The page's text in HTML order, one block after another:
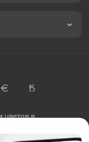
цветов в